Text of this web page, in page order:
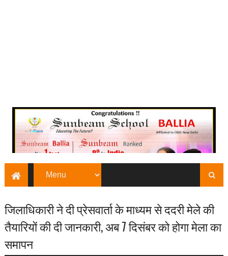
जिलाधिकारी ने दी प्रेसवार्ता के माध्यम से ददरी मेले की
तैयारियों की दी जानकारी, अब 7 दिसंबर को होगा मेला का
समापन